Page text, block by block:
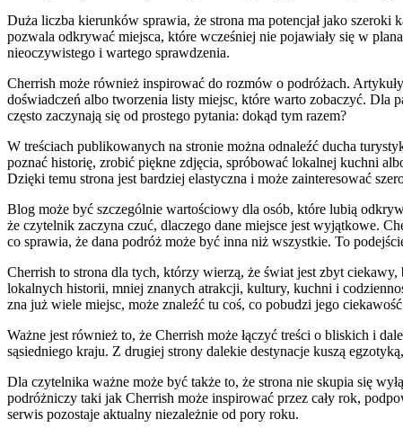
Duża liczba kierunków sprawia, że strona ma potencjał jako
pozwala odkrywać miejsca, które wcześniej nie pojawiały się w
nieoczywistego i wartego sprawdzenia.
Cherrish może również inspirować do rozmów o podróżach.
doświadczeń albo tworzenia listy miejsc, które warto zobaczyć. Dla
często zaczynają się od prostego pytania: dokąd tym razem?
W treściach publikowanych na stronie można odnaleźć ducha
poznać historię, zrobić piękne zdjęcia, spróbować lokalnej kuchni
Dzięki temu strona jest bardziej elastyczna i może zainteresować
Blog może być szczególnie wartościowy dla osób, które lubią
że czytelnik zaczyna czuć, dlaczego dane miejsce jest wyjątkowe.
co sprawia, że dana podróż może być inna niż wszystkie. To
Cherrish to strona dla tych, którzy wierzą, że świat jest zbyt
lokalnych historii, mniej znanych atrakcji, kultury, kuchni i
zna już wiele miejsc, może znaleźć tu coś, co pobudzi jego
Ważne jest również to, że Cherrish może łączyć treści o bliskich i
sąsiedniego kraju. Z drugiej strony dalekie destynacje kuszą
Dla czytelnika ważne może być także to, że strona nie skupia się
podróżniczy taki jak Cherrish może inspirować przez cały rok,
serwis pozostaje aktualny niezależnie od pory roku.